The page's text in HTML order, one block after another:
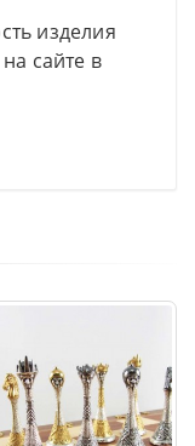
изделия
сайте в